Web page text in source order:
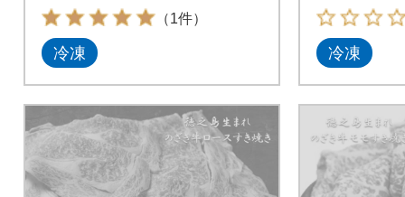
（1件）
冷凍 冷凍